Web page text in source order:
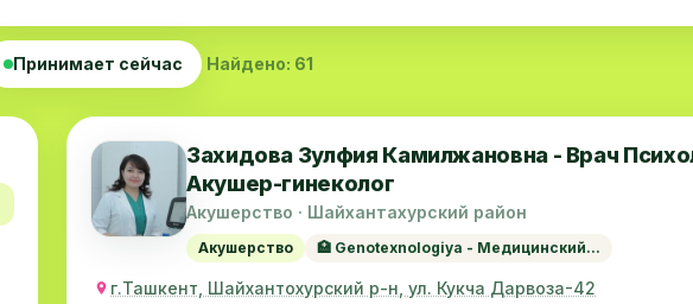
Принимает сейчас Найдено: 61
Захидова Зулфия Камилжановна - Врач
Акушер-гинеколог
Акушерство · Шайхантахурский район
Акушерство 🏥 Genotexnologiya - Медицинский...
г.Ташкент, Шайхантохурский р-н, ул. Кукча Дарвоза-42